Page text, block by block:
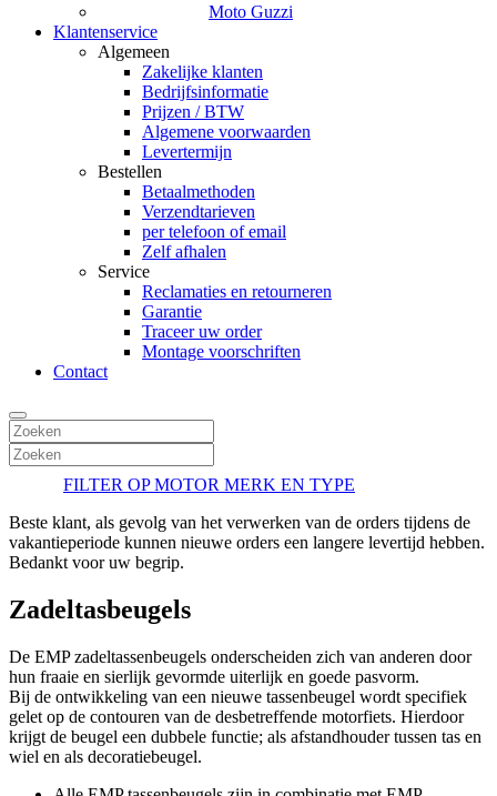
Moto Guzzi
Klantenservice
Algemeen
Zakelijke klanten
Bedrijfsinformatie
Prijzen / BTW
Algemene voorwaarden
Levertermijn
Bestellen
Betaalmethoden
Verzendtarieven
per telefoon of email
Zelf afhalen
Service
Reclamaties en retourneren
Garantie
Traceer uw order
Montage voorschriften
Contact
FILTER OP MOTOR MERK EN TYPE
Beste klant, als gevolg van het verwerken van de orders tijdens de
vakantieperiode kunnen nieuwe orders een langere levertijd hebben.
Bedankt voor uw begrip.
Zadeltasbeugels
De EMP zadeltassenbeugels onderscheiden zich van anderen door
hun fraaie en sierlijk gevormde uiterlijk en goede pasvorm.
Bij de ontwikkeling van een nieuwe tassenbeugel wordt specifiek
gelet op de contouren van de desbetreffende motorfiets. Hierdoor
krijgt de beugel een dubbele functie; als afstandhouder tussen tas en
wiel en als decoratiebeugel.